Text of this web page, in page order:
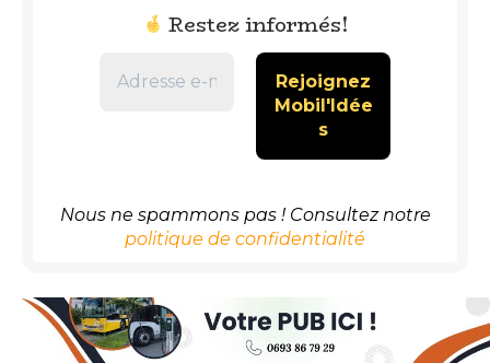
Restez informés!
Nous ne spammons pas ! Consultez notre
politique de confidentialité